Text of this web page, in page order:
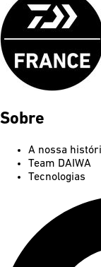
Sobre
A nossa
Team DAIWA
Tecnologias